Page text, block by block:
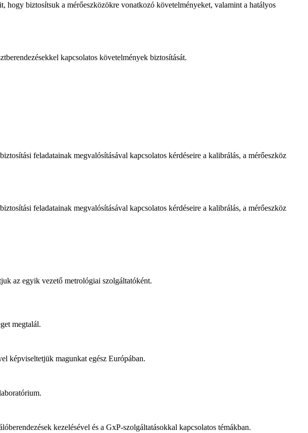
biztosítsuk a mérőeszközökre vonatkozó követelményeket, valamint a hatályos
kapcsolatos követelmények biztosítását.
feladatainak megvalósításával kapcsolatos kérdéseire a kalibrálás, a mérőeszköz
feladatainak megvalósításával kapcsolatos kérdéseire a kalibrálás, a mérőeszköz
az egyik vezető metrológiai szolgáltatóként.
megtalál.
képviseltetjük magunkat egész Európában.
kezelésével és a GxP-szolgáltatásokkal kapcsolatos témákban.